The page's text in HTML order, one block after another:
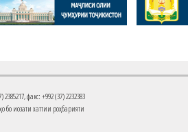
факс: +992 (37) 2232383
иҷозати хаттии роҳбарияти